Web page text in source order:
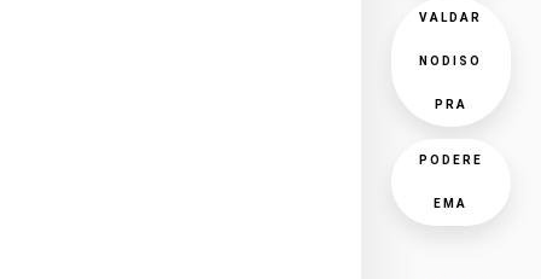
VALDAR
NODISO
PRA
PODERE
EMA